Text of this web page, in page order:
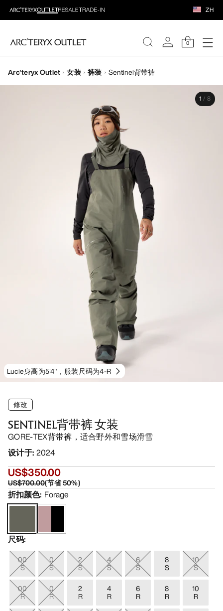
ZH
0
女装
Arc'teryx Outlet 女装 裤装 Sentinel背带裤
Lucie身高为5'4"，服装尺码为4-R
1 / 8
修改
SENTINEL背带裤 女装
GORE-TEX背带裤，适合野外和雪场滑雪
设计于: 2024
US$350.00
US$700.00(节省50%)
折扣颜色: Forage
尺码:
00
S
0
S
2
S
4
S
6
S
8
S
10
S
00
R
0
R
2
R
4
R
6
R
8
R
10
R